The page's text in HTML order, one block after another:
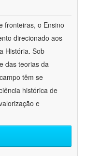
fronteiras, o Ensino
direcionado aos
História. Sob
das teorias da
têm se
histórica de
e